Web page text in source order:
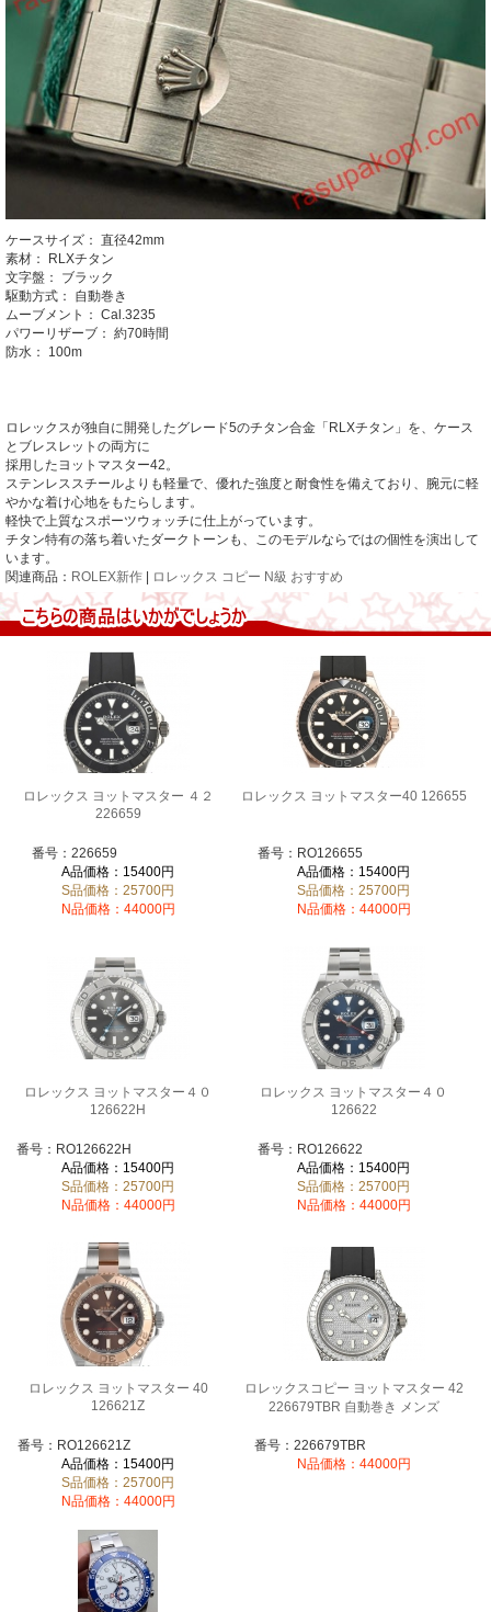
ケースサイズ： 直径42mm
素材：
RLXチタン
文字盤：
ブラック
駆動方式：
自動巻き
ムーブメント： Cal.3235
パワーリザーブ： 約70時間
防水：
100m
ロレックスが独自に開発したグレード5のチタン合金「RLXチタン」を、ケース
とブレスレットの両方に
採用したヨットマスター42。
ステンレススチールよりも軽量で、優れた強度と耐食性を備えており、腕元に軽
やかな着け心地をもたらします。
軽快で上質なスポーツウォッチに仕上がっています。
チタン特有の落ち着いたダークトーンも、このモデルならではの個性を演出して
います。
関連商品： ROLEX新作 | ロレックス コピー N級 おすすめ
ロレックス ヨットマスター ４２
226659
番号：226659
A品価格：15400円
S品価格：25700円
N品価格：44000円
ロレックス ヨットマスター40 126655
番号：RO126655
A品価格：15400円
S品価格：25700円
N品価格：44000円
ロレックス ヨットマスター４０
126622H
番号：RO126622H
A品価格：15400円
S品価格：25700円
N品価格：44000円
ロレックス ヨットマスター４０
126622
番号：RO126622
A品価格：15400円
S品価格：25700円
N品価格：44000円
ロレックス ヨットマスター 40
126621Z
番号：RO126621Z
A品価格：15400円
S品価格：25700円
N品価格：44000円
ロレックスコピー ヨットマスター 42
226679TBR 自動巻き メンズ
番号：226679TBR
N品価格：44000円